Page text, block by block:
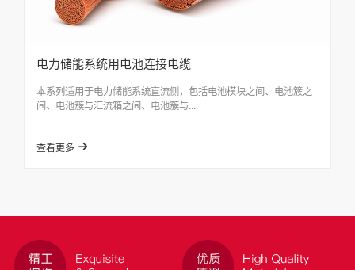
电力储能系统用电池连接电缆
本系列适用于电力储能系统直流侧，包括电池模块之间、电池簇之
间、电池簇与汇流箱之间、电池簇与...
查看更多